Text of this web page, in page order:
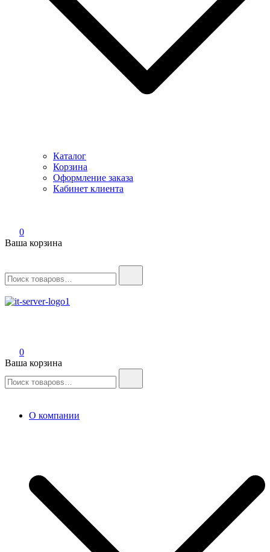
Каталог
Корзина
Оформление заказа
Кабинет клиента
0
Ваша корзина
0
Ваша корзина
О компании